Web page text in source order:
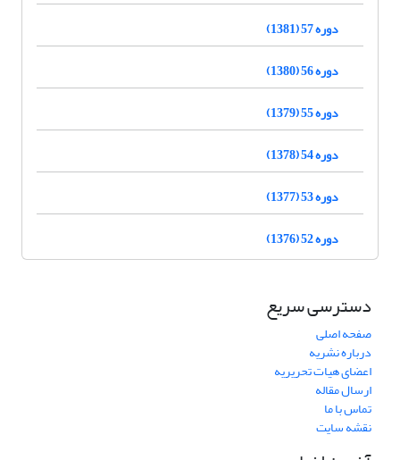
دوره 57 (1381)
دوره 56 (1380)
دوره 55 (1379)
دوره 54 (1378)
دوره 53 (1377)
دوره 52 (1376)
دسترسی سریع
صفحه اصلی
درباره نشریه
اعضای هیات تحریریه
ارسال مقاله
تماس با ما
نقشه سایت